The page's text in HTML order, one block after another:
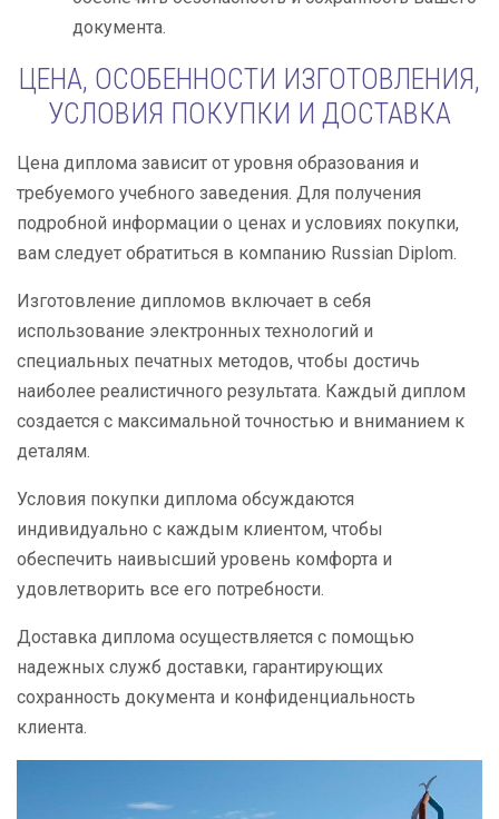
документа.
ЦЕНА, ОСОБЕННОСТИ ИЗГОТОВЛЕНИЯ,
УСЛОВИЯ ПОКУПКИ И ДОСТАВКА
Цена диплома зависит от уровня образования и
требуемого учебного заведения. Для получения
подробной информации о ценах и условиях покупки,
вам следует обратиться в компанию Russian Diplom.
Изготовление дипломов включает в себя
использование электронных технологий и
специальных печатных методов, чтобы достичь
наиболее реалистичного результата. Каждый диплом
создается с максимальной точностью и вниманием к
деталям.
Условия покупки диплома обсуждаются
индивидуально с каждым клиентом, чтобы
обеспечить наивысший уровень комфорта и
удовлетворить все его потребности.
Доставка диплома осуществляется с помощью
надежных служб доставки, гарантирующих
сохранность документа и конфиденциальность
клиента.